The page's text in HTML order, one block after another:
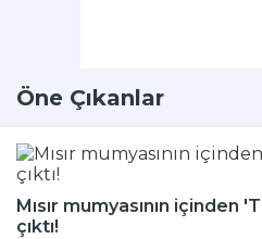
Öne Çıkanlar
Mısır mumyasının içinden
çıktı!